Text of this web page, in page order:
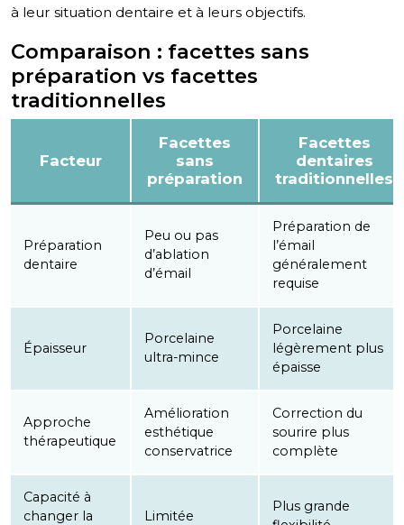
à leur situation dentaire et à leurs objectifs.
Comparaison : facettes sans
préparation vs facettes
traditionnelles
Facteur
Facettes
sans
préparation
Facettes
dentaires
traditionnelles
Préparation
dentaire
Peu ou pas
d’ablation
d’émail
Préparation de
l’émail
généralement
requise
Épaisseur
Porcelaine
ultra-mince
Porcelaine
légèrement plus
épaisse
Approche
thérapeutique
Amélioration
esthétique
conservatrice
Correction du
sourire plus
complète
Capacité à
changer la
Limitée
Plus grande